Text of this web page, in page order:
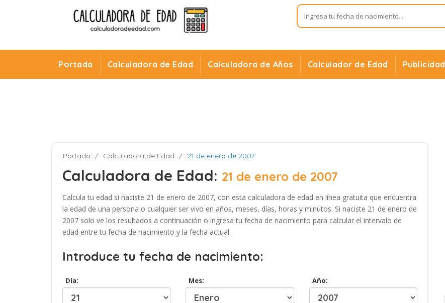
Portada Calculadora de Edad Calculadora de Años Calculador de Edad Publicidad
Portada Calculadora de Edad 21 de enero de 2007
Calculadora de Edad: 21 de enero de 2007
Calcula tu edad si naciste 21 de enero de 2007, con esta calculadora de edad en línea gratuita que encuentra
la edad de una persona o cualquier ser vivo en años, meses, días, horas y minutos. Si naciste 21 de enero de
2007 solo ve los resultados a continuación o ingresa tu fecha de nacimiento para calcular el intervalo de
edad entre tu fecha de nacimiento y la fecha actual.
Introduce tu fecha de nacimiento:
Día: Mes: Año: